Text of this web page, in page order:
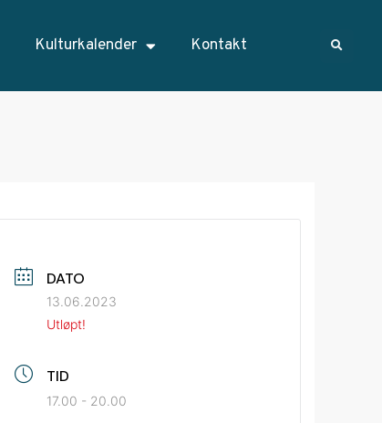
Kulturkalender Kontakt
DATO
13.06.2023
Utløpt!
TID
17.00 - 20.00